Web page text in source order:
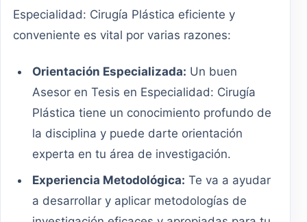
Especialidad: Cirugía Plástica eficiente y
conveniente es vital por varias razones:
Orientación Especializada: Un buen
Asesor en Tesis en Especialidad: Cirugía
Plástica tiene un conocimiento profundo de
la disciplina y puede darte orientación
experta en tu área de investigación.
Experiencia Metodológica: Te va a ayudar
a desarrollar y aplicar metodologías de